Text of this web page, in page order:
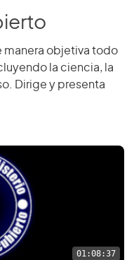
manera objetiva todo
la ciencia, la
Dirige y presenta
01:08:37